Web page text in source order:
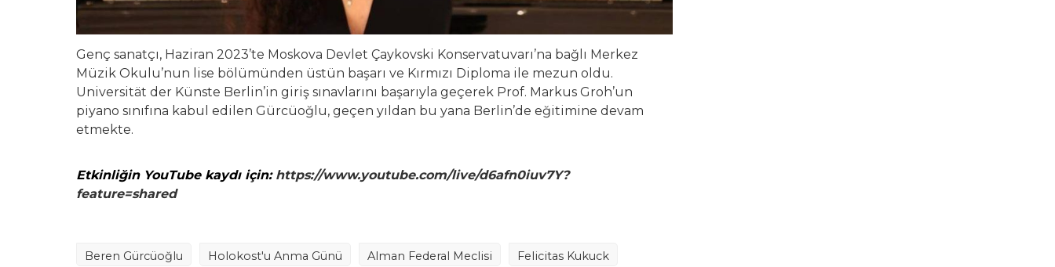
Genç sanatçı, Haziran 2023’te Moskova Devlet Çaykovski Konservatuvarı’na bağlı Merkez
Müzik Okulu’nun lise bölümünden üstün başarı ve Kırmızı Diploma ile mezun oldu.
Universität der Künste Berlin’in giriş sınavlarını başarıyla geçerek Prof. Markus Groh’un
piyano sınıfına kabul edilen Gürcüoğlu, geçen yıldan bu yana Berlin’de eğitimine devam
etmekte.
Etkinliğin YouTube kaydı için: https://www.youtube.com/live/d6afn0iuv7Y?
feature=shared
Beren Gürcüoğlu Holokost'u Anma Günü Alman Federal Meclisi Felicitas Kukuck